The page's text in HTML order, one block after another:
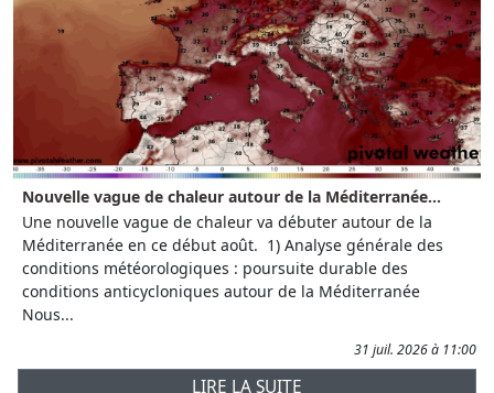
Nouvelle vague de chaleur autour de la Méditerranée...
Une nouvelle vague de chaleur va débuter autour de la
Méditerranée en ce début août. 1) Analyse générale des
conditions météorologiques : poursuite durable des
conditions anticycloniques autour de la Méditerranée
Nous...
31 juil. 2026 à 11:00
LIRE LA SUITE